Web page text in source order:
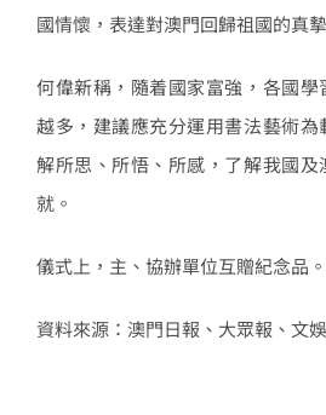
國情懷，表達對澳門回歸祖國的真
何偉新稱，隨着國家富強，各國
越多，建議應充分運用書法藝術為
解所思、所悟、所感，了解我國
就。
儀式上，主、協辦單位互贈紀念品
資料來源：澳門日報、大眾報、文